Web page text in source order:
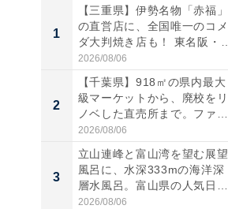
1
【三重県】伊勢名物「赤福」
の直営店に、全国唯一のコメ
ダ大判焼き店も！ 東名阪・
伊...
2026/08/06
2
【千葉県】918㎡の県内最大
級マーケットから、廃校をリ
ノベした直売所まで。ファ
ー...
2026/08/06
3
立山連峰と富山湾を望む展望
風呂に、水深333mの海洋深
層水風呂。富山県の人気日
帰...
2026/08/06